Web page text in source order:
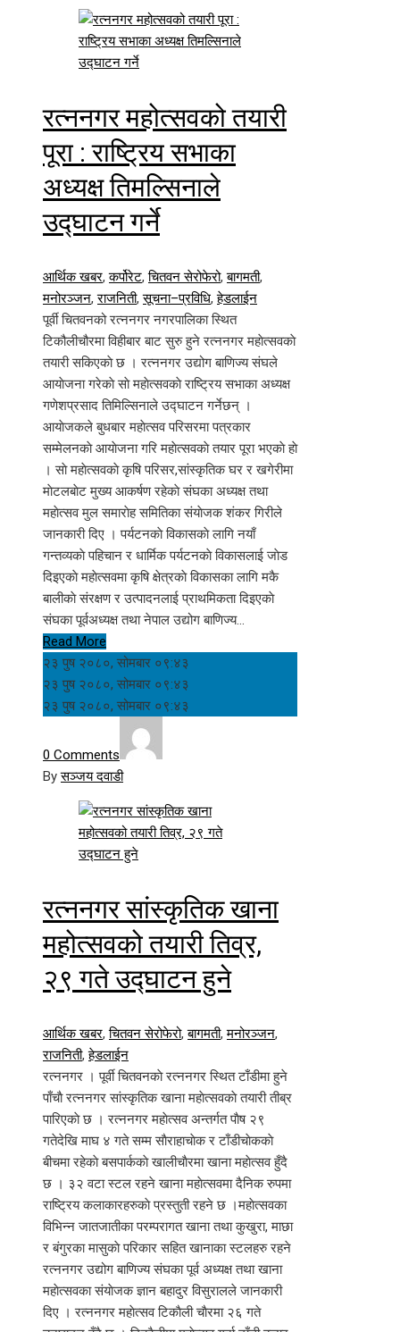
रत्ननगर महोत्सवको तयारी
पूरा : राष्ट्रिय सभाका
अध्यक्ष तिमल्सिनाले
उद्घाटन गर्ने
आर्थिक खबर,कर्पोरेट,चितवन सेरोफेरो,बागमती,
मनोरञ्जन,राजनिती,सूचना–प्रविधि,हेडलाईन
पूर्वी चितवनको रत्ननगर नगरपालिका स्थित
टिकौलीचौरमा विहीबार बाट सुरु हुने रत्ननगर महाेत्सवकाे
तयारी सकिएकाे छ । रत्ननगर उद्योग बाणिज्य संघले
आयाेजना गरेकाे साे महाेत्सवकाे राष्ट्रिय सभाका अध्यक्ष
गणेशप्रसाद तिमिल्सिनाले उद्घाटन गर्नेछन् ।
आयाेजकले बुधबार महाेत्सव परिसरमा पत्रकार
सम्मेलनकाे आयाेजना गरि महाेत्सवकाे तयार पूरा भएकाे हाे
। साे महाेत्सवकाे कृषि परिसर,सांस्कृतिक घर र खगेरीमा
माेटलबाेट मुख्य आकर्षण रहेकाे संघका अध्यक्ष तथा
महाेत्सव मुल समाराेह समितिका संयाेजक शंकर गिरीले
जानकारी दिए । पर्यटनकाे विकासकाे लागि नयाँ
गन्तव्यकाे पहिचान र धार्मिक पर्यटनकाे विकासलाई जाेड
दिइएकाे महाेत्सवमा कृषि क्षेत्रकाे विकासका लागि मकै
बालीकाे संरक्षण र उत्पादनलाई प्राथमिकता दिइएकाे
संघका पूर्वअध्यक्ष तथा नेपाल उद्योग बाणिज्य…
Read More
२३ पुष २०८०, सोमबार ०९:४३
२३ पुष २०८०, सोमबार ०९:४३
२३ पुष २०८०, सोमबार ०९:४३
0 Comments
Byसञ्जय दवाडी
रत्ननगर सांस्कृतिक खाना
महोत्सवको तयारी तिव्र,
२९ गते उद्घाटन हुने
आर्थिक खबर,चितवन सेरोफेरो,बागमती,मनोरञ्जन,
राजनिती,हेडलाईन
रत्ननगर । पूर्वी चितवनकाे रत्ननगर स्थित टाँडीमा हुने
पाँचाै रत्ननगर सांस्कृतिक खाना महाेत्सवकाे तयारी तीब्र
पारिएकाे छ । रत्ननगर महाेत्सव अन्तर्गत पाैष २९
गतेदेखि माघ ४ गते सम्म साैराहाचाेक र टाँडीचाेककाे
बीचमा रहेकाे बसपार्ककाे खालीचाैरमा खाना महाेत्सव हुँदै
छ । ३२ वटा स्टल रहने खाना महाेत्सवमा दैनिक रुपमा
राष्ट्रिय कलाकारहरुकाे प्रस्तुती रहने छ ।महाेत्सवका
विभिन्न जातजातीका परम्परागत खाना तथा कुखुरा, माछा
र बंगुरका मासुकाे परिकार सहित खानाका स्टलहरु रहने
रत्ननगर उद्योग बाणिज्य संघका पूर्व अध्यक्ष तथा खाना
महाेत्सवका संयाेजक ज्ञान बहादुर विसुरालले जानकारी
दिए । रत्ननगर महाेत्सव टिकाैली चाैरमा २६ गते